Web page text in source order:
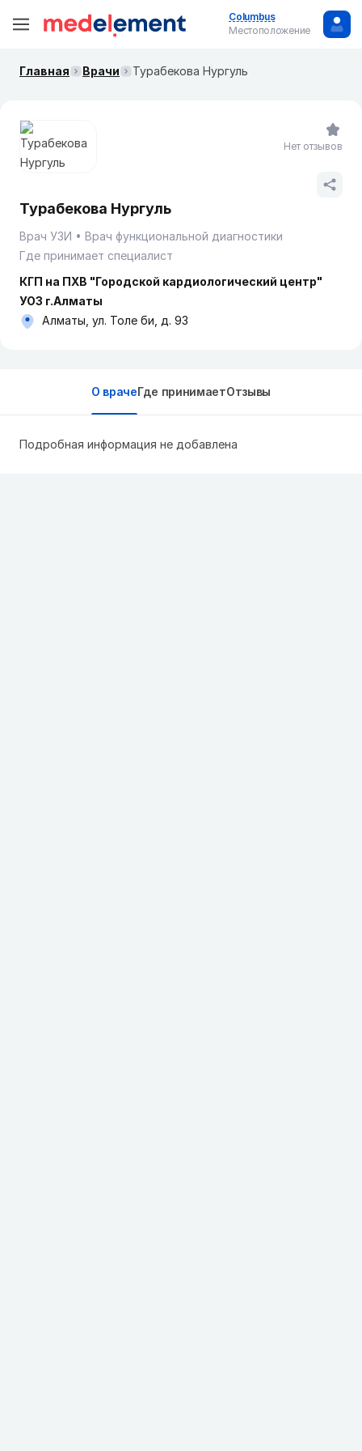
Columbus
Местоположение
Главная Врачи Турабекова Нургуль
Турабекова Нургуль
Врач УЗИ
Врач функциональной диагностики
Где принимает специалист
КГП на ПХВ "Городской кардиологический центр"
УОЗ г.Алматы
Алматы, ул. Толе би, д. 93
Нет отзывов
О врачеГде принимаетОтзывы
Подробная информация не добавлена